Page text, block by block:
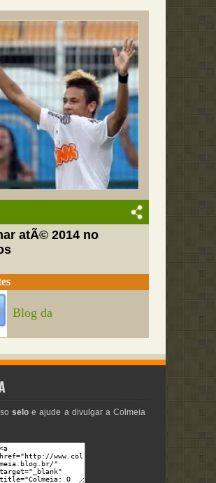
atÃ© 2014 no
Blog da
selo e ajude a divulgar a Colmeia